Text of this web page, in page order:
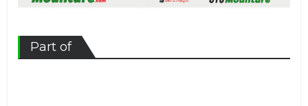
Part of